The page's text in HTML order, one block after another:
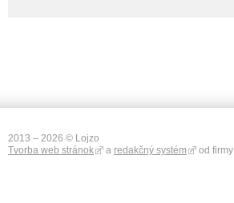
2013 – 2026 © Lojzo
Tvorba web stránok
a redakčný systém od firmy